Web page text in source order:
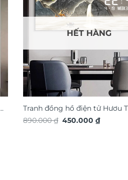
HẾT HÀNG
Tranh đồng hồ điện tử Hươu
TG4916S
890.000₫ Giá
450.000₫Giá